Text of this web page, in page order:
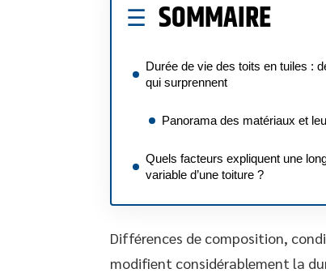
SOMMAIRE
Durée de vie des toits en tuiles :
qui surprennent
Panorama des matériaux et
Quels facteurs expliquent une
variable d’une toiture ?
Différences de composition,
modifient considérablement la